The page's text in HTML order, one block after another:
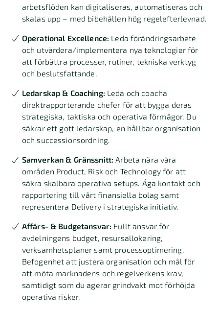
arbetsflöden kan digitaliseras, automatiseras och
skalas upp – med bibehållen hög regelefterlevnad.
Operational Excellence: Leda förändringsarbete
och utvärdera/implementera nya teknologier för
att förbättra processer, rutiner, tekniska verktyg
och beslutsfattande.
Ledarskap & Coaching: Leda och coacha
direktrapporterande chefer för att bygga deras
strategiska, taktiska och operativa förmågor. Du
säkrar ett gott ledarskap, en hållbar organisation
och successionsordning.
Samverkan & Gränssnitt: Arbeta nära våra
områden Product, Risk och Technology för att
säkra skalbara operativa setups. Äga kontakt och
rapportering till vårt finansiella bolag samt
representera Delivery i strategiska initiativ.
Affärs- & Budgetansvar: Fullt ansvar för
avdelningens budget, resursallokering,
verksamhetsplaner samt processoptimering.
Befogenhet att justera organisation och mål för
att möta marknadens och regelverkens krav,
samtidigt som du agerar grindvakt mot förhöjda
operativa risker.